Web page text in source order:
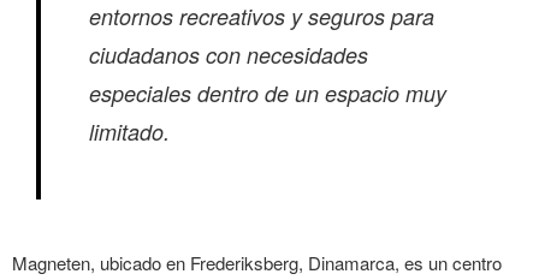
entornos recreativos y seguros para
ciudadanos con necesidades
especiales dentro de un espacio muy
limitado.
Magneten, ubicado en Frederiksberg, Dinamarca, es un centro